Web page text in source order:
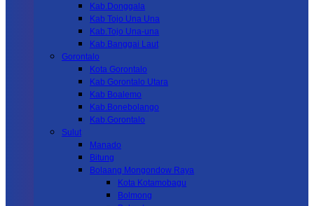
Kab.Donggala
Kab Tojo Una Una
Kab.Tojo Una-una
Kab.Banggai Laut
Gorontalo
Kota Gorontalo
Kab Gorontalo Utara
Kab Boalemo
Kab.Bonebolango
Kab.Gorontalo
Sulut
Manado
Bitung
Bolaang Mongondow Raya
Kota Kotamobagu
Bolmong